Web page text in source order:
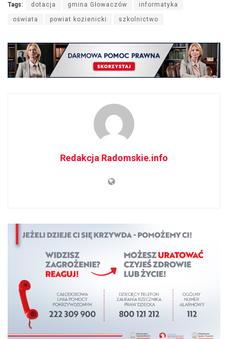
Tags: dotacja gmina Głowaczów informatyka
oświata powiat kozienicki szkolnictwo
Redakcja Radomskie.info